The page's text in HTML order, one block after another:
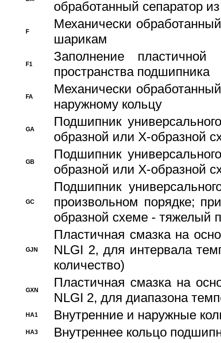
обработанный сепаратор
F
Механически
шарикам
F1
Заполнение
пространства подшипника
FA
Механически
наружному кольцу
GA
Подшипник
образной или Х-образной
GB
Подшипник
образной или Х-образной
GC
Подшипник
произвольном порядке;
образной схеме - тяжелый
GJN
Пластичная смазка на
NLGI 2, для интервала
количество)
GXN
Пластичная смазка на
NLGI 2, для диапазона
HA1 Внутренние и наружные
HA3 Bнутреннее кольцо